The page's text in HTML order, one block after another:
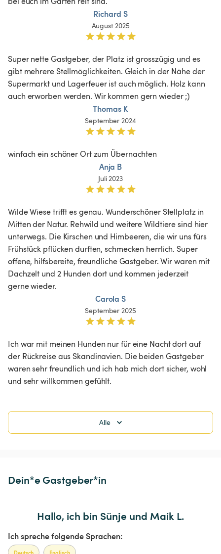
Richard S
August 2025
Super nette Gastgeber, der Platz ist grosszügig und es
gibt mehrere Stellmöglichkeiten. Gleich in der Nähe der
Supermarkt und Lagerfeuer ist auch möglich. Holz kann
auch erworben werden. Wir kommen gern wieder ;)
Thomas K
September 2024
winfach ein schöner Ort zum Übernachten
Anja B
Juli 2023
Wilde Wiese trifft es genau. Wunderschöner Stellplatz in
Mitten der Natur. Rehwild und weitere Wildtiere sind hier
unterwegs. Die Kirschen und Himbeeren, die wir uns fürs
Frühstück pflücken durften, schmecken herrlich. Super
offene, hilfsbereite, freundliche Gastgeber. Wir waren mit
Dachzelt und 2 Hunden dort und kommen jederzeit
gerne wieder.
Carola S
September 2025
Ich war mit meinen Hunden nur für eine Nacht dort auf
der Rückreise aus Skandinavien. Die beiden Gastgeber
waren sehr freundlich und ich hab mich dort sicher, wohl
und sehr willkommen gefühlt.
Alle
Dein*e Gastgeber*in
Hallo, ich bin Sünje und Maik L.
Ich spreche folgende Sprachen:
Deutsch Englisch